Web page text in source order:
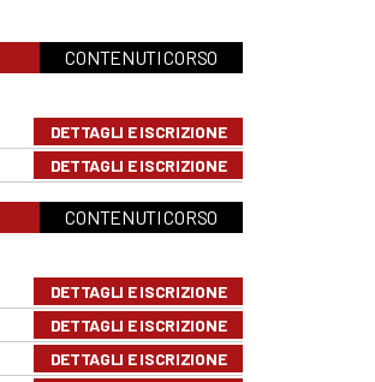
CONTENUTI CORSO
DETTAGLI E ISCRIZIONE
DETTAGLI E ISCRIZIONE
CONTENUTI CORSO
DETTAGLI E ISCRIZIONE
DETTAGLI E ISCRIZIONE
DETTAGLI E ISCRIZIONE